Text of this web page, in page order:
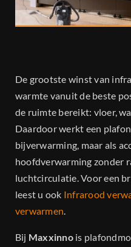
Dealers
Contact
De grootste winst van
warmte vanuit de beste
de ruimte bereikt: vloer,
Daardoor werkt een
bijverwarming, maar als
hoofdverwarming zonder
luchtcirculatie. Voor een
leest u ook Infrarood
verwarmen.
Bij Maxxinnois